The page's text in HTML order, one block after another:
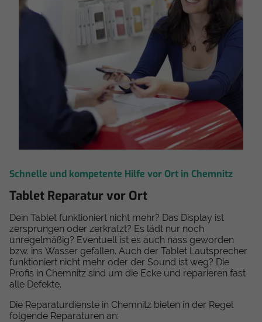
Schnelle und kompetente Hilfe vor Ort in Chemnitz
Tablet Reparatur vor Ort
Dein Tablet funktioniert nicht mehr? Das Display ist
zersprungen oder zerkratzt? Es lädt nur noch
unregelmäßig? Eventuell ist es auch nass geworden
bzw. ins Wasser gefallen. Auch der Tablet Lautsprecher
funktioniert nicht mehr oder der Sound ist weg? Die
Profis in Chemnitz sind um die Ecke und reparieren fast
alle Defekte.
Die Reparaturdienste in Chemnitz bieten in der Regel
folgende Reparaturen an: